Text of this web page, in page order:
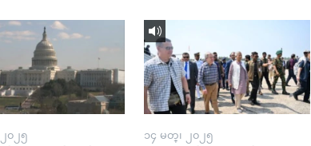
၀၂၅ ၁၄ မတ္၊ ၂၀၂၅